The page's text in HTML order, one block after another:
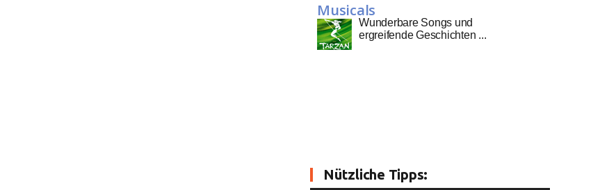
Musicals
Wunderbare Songs und
ergreifende Geschichten ...
Nützliche Tipps: